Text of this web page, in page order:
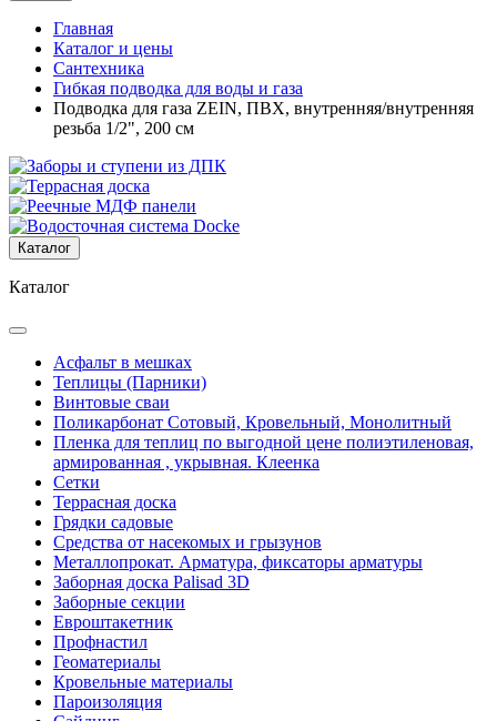
Главная
Каталог и цены
Сантехника
Гибкая подводка для воды и газа
Подводка для газа ZEIN, ПВХ, внутренняя/внутренняя
резьба 1/2", 200 см
Каталог
Каталог
Асфальт в мешках
Теплицы (Парники)
Винтовые сваи
Поликарбонат Сотовый, Кровельный, Монолитный
Пленка для теплиц по выгодной цене полиэтиленовая,
армированная , укрывная. Клеенка
Сетки
Террасная доска
Грядки садовые
Средства от насекомых и грызунов
Металлопрокат. Арматура, фиксаторы арматуры
Заборная доска Palisad 3D
Заборные секции
Евроштакетник
Профнастил
Геоматериалы
Кровельные материалы
Пароизоляция